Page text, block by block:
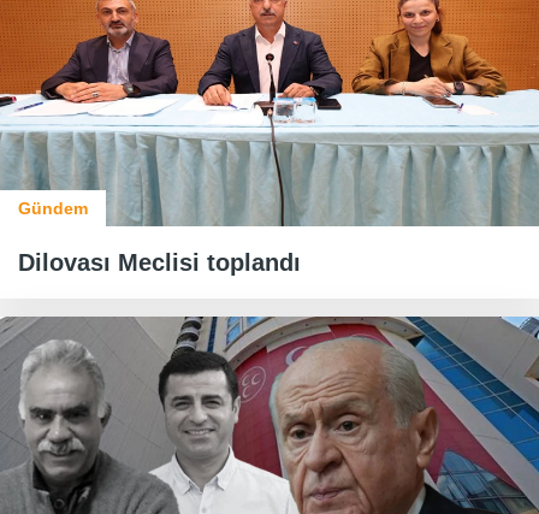
Gündem
Dilovası Meclisi toplandı